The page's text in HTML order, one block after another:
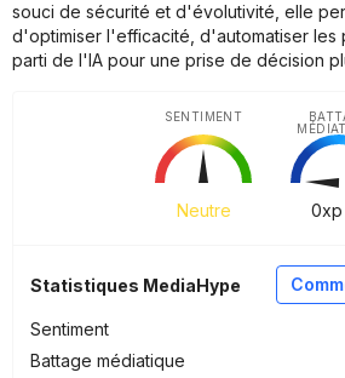
souci de sécurité et d'évolutivité, elle
d'optimiser l'efficacité, d'automatiser les
parti de l'IA pour une prise de décision
Neutre
SENTIMENT
0xp
Statistiques MediaHype
Sentiment
Battage médiatique